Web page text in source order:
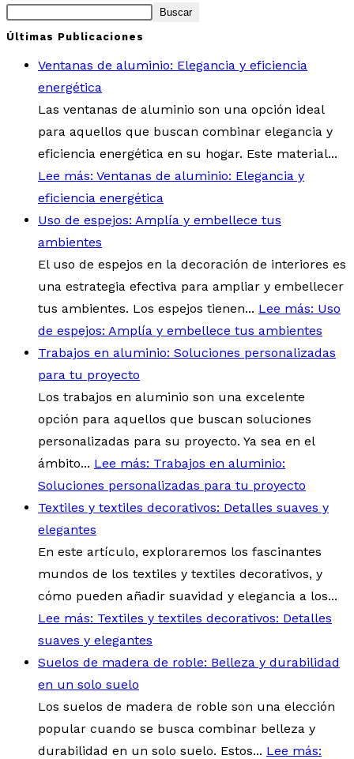
Buscar
Últimas Publicaciones
Ventanas de aluminio: Elegancia y eficiencia
energética
Las ventanas de aluminio son una opción ideal
para aquellos que buscan combinar elegancia y
eficiencia energética en su hogar. Este material...
Lee más: Ventanas de aluminio: Elegancia y
eficiencia energética
Uso de espejos: Amplía y embellece tus
ambientes
El uso de espejos en la decoración de interiores es
una estrategia efectiva para ampliar y embellecer
tus ambientes. Los espejos tienen... Lee más: Uso
de espejos: Amplía y embellece tus ambientes
Trabajos en aluminio: Soluciones personalizadas
para tu proyecto
Los trabajos en aluminio son una excelente
opción para aquellos que buscan soluciones
personalizadas para su proyecto. Ya sea en el
ámbito... Lee más: Trabajos en aluminio:
Soluciones personalizadas para tu proyecto
Textiles y textiles decorativos: Detalles suaves y
elegantes
En este artículo, exploraremos los fascinantes
mundos de los textiles y textiles decorativos, y
cómo pueden añadir suavidad y elegancia a los...
Lee más: Textiles y textiles decorativos: Detalles
suaves y elegantes
Suelos de madera de roble: Belleza y durabilidad
en un solo suelo
Los suelos de madera de roble son una elección
popular cuando se busca combinar belleza y
durabilidad en un solo suelo. Estos... Lee más: